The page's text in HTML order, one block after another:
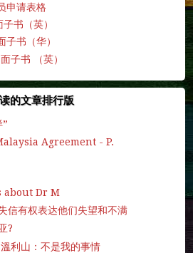
申请表格
书（英）
书（华）
子书 （英）
的文章排行版
”
Agreement - P.
about Dr M
信有权表达他们失望和不满
?
利山：不是我的事情